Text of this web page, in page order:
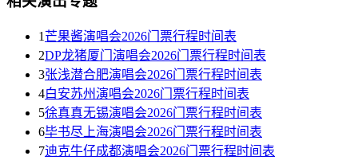
1芒果酱演唱会2026门票行程时间表
2DP龙猪厦门演唱会2026门票行程时间表
3张浅潜合肥演唱会2026门票行程时间表
4白安苏州演唱会2026门票行程时间表
5徐真真无锡演唱会2026门票行程时间表
6毕书尽上海演唱会2026门票行程时间表
7迪克牛仔成都演唱会2026门票行程时间表